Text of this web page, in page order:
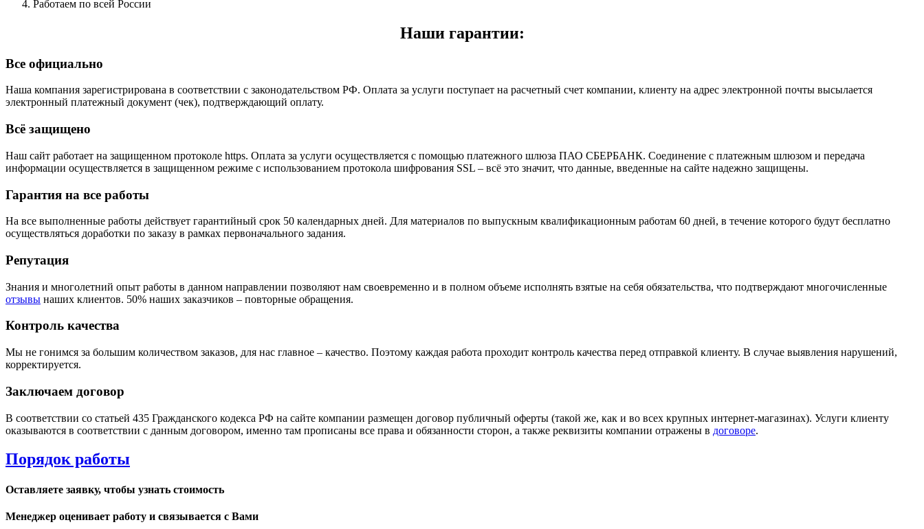
Работаем по всей России
Наши гарантии:
Все официально
Наша компания зарегистрирована в соответствии с законодательством РФ. Оплата за услуги поступает на расчетный счет компании, клиенту на адрес электронной почты высылается
электронный платежный документ (чек), подтверждающий оплату.
Всё защищено
Наш сайт работает на защищенном протоколе https. Оплата за услуги осуществляется с помощью платежного шлюза ПАО СБЕРБАНК. Соединение с платежным шлюзом и передача
информации осуществляется в защищенном режиме с использованием протокола шифрования SSL – всё это значит, что данные, введенные на сайте надежно защищены.
Гарантия на все работы
На все выполненные работы действует гарантийный срок 50 календарных дней. Для материалов по выпускным квалификационным работам 60 дней, в течение которого будут бесплатно
осуществляться доработки по заказу в рамках первоначального задания.
Репутация
Знания и многолетний опыт работы в данном направлении позволяют нам своевременно и в полном объеме исполнять взятые на себя обязательства, что подтверждают многочисленные
отзывы наших клиентов. 50% наших заказчиков – повторные обращения.
Контроль качества
Мы не гонимся за большим количеством заказов, для нас главное – качество. Поэтому каждая работа проходит контроль качества перед отправкой клиенту. В случае выявления нарушений,
корректируется.
Заключаем договор
В соответствии со статьей 435 Гражданского кодекса РФ на сайте компании размещен договор публичный оферты (такой же, как и во всех крупных интернет-магазинах). Услуги клиенту
оказываются в соответствии с данным договором, именно там прописаны все права и обязанности сторон, а также реквизиты компании отражены в договоре.
Порядок работы
Оставляете заявку, чтобы узнать стоимость
Менеджер оценивает работу и связывается с Вами